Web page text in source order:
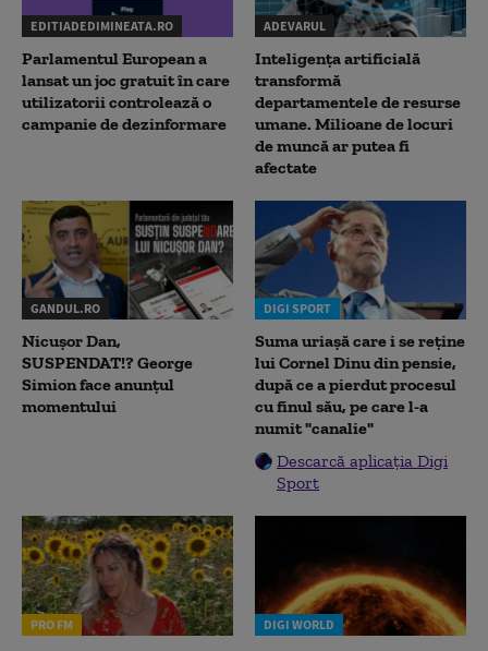
EDITIADEDIMINEATA.RO
Parlamentul European a
lansat un joc gratuit în care
utilizatorii controlează o
campanie de dezinformare
ADEVARUL
Inteligența artificială
transformă
departamentele de resurse
umane. Milioane de locuri
de muncă ar putea fi
afectate
GANDUL.RO
Nicușor Dan,
SUSPENDAT!? George
Simion face anunțul
momentului
DIGI SPORT
Suma uriașă care i se reține
lui Cornel Dinu din pensie,
după ce a pierdut procesul
cu finul său, pe care l-a
numit "canalie"
Descarcă aplicația Digi
Sport
PRO FM DIGI WORLD